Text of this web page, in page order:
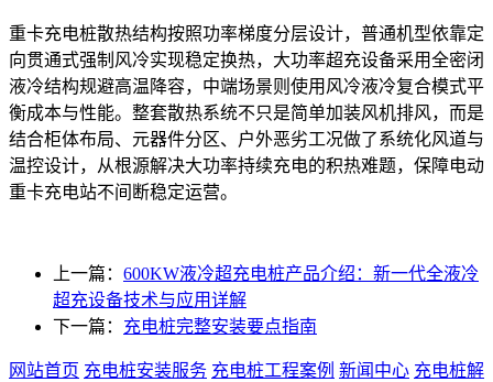
重卡充电桩散热结构按照功率梯度分层设计，普通机型依靠定
向贯通式强制风冷实现稳定换热，大功率超充设备采用全密闭
液冷结构规避高温降容，中端场景则使用风冷液冷复合模式平
衡成本与性能。整套散热系统不只是简单加装风机排风，而是
结合柜体布局、元器件分区、户外恶劣工况做了系统化风道与
温控设计，从根源解决大功率持续充电的积热难题，保障电动
重卡充电站不间断稳定运营。
上一篇： 600KW液冷超充电桩产品介绍：新一代全液冷
超充设备技术与应用详解
下一篇： 充电桩完整安装要点指南
网站首页 充电桩安装服务 充电桩工程案例 新闻中心 充电桩解